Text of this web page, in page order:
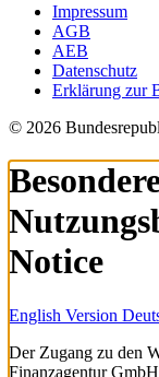
Impressum
AGB
AEB
Datenschutz
Erklärung zur
© 2026
Notice
English Version
Der Zugang zu den
Finanzagentur